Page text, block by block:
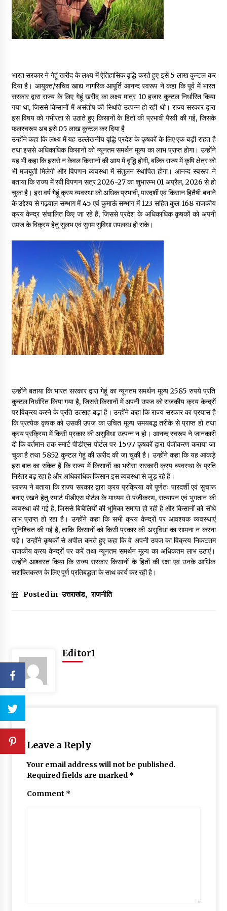
May 16, 2022
Thought Of The Day 14 May
Thought Of The Day 13 May
May 13, 2022
Thought Of The Day 12 May
May 12, 2022
Thought Of The Day 11 May
May 11, 2022
Thought Of The Day 10 May
Thought Of The Day 9 May
May 9, 2022
भारत सरकार ने गेहूं खरीद के लक्ष्य में ऐतिहासिक वृद्धि करते हुए इसे 5 लाख कुन्टल कर
दिया है। आयुक्त/सचिव खाद्य नागरिक आपूर्ति आनन्द स्वरूप ने कहा कि पूर्व में भारत
सरकार द्वारा राज्य के लिए गेहूं खरीद का लक्ष्य मात्र 10 हजार कुन्टल निर्धारित किया
गया था, जिससे किसानों में असंतोष की स्थिति उत्पन्न हो रही थी। राज्य सरकार द्वारा
इस विषय को गंभीरता से उठाते हुए किसानों के हितों की प्रभावी पैरवी की गई, जिसके
फलस्वरूप अब इसे 05 लाख कुन्टल कर दिया है
उन्होंने कहा कि लक्ष्य में यह उल्लेखनीय वृद्धि प्रदेश के कृषकों के लिए एक बड़ी राहत है
तथा इससे अधिकाधिक किसानों को न्यूनतम समर्थन मूल्य का लाभ प्राप्त होगा। उन्होंने
यह भी कहा कि इससे न केवल किसानों की आय में वृद्धि होगी, बल्कि राज्य में कृषि क्षेत्र को
भी मजबूती मिलेगी और विपणन व्यवस्था में संतुलन स्थापित होगा। आनन्द स्वरूप ने
बताया कि राज्य में रबी विपणन सत्र 2026-27 का शुभारम्भ 01 अप्रैल, 2026 से हो
चुका है। इस वर्ष गेहूं क्रय व्यवस्था को अधिक प्रभावी, पारदर्शी एवं किसान हितैषी बनाने
के उद्देश्य से गढ़वाल सम्भाग में 45 एवं कुमाऊं सम्भाग में 123 सहित कुल 168 राजकीय
क्रय केन्द्र संचालित किए जा रहे हैं, जिससे प्रदेश के अधिकाधिक कृषकों को अपनी
उपज के विक्रय हेतु सुलभ एवं सुगम सुविधा उपलब्ध हो सके।
उन्होंने बताया कि भारत सरकार द्वारा गेहूं का न्यूनतम समर्थन मूल्य 2585 रुपये प्रति
कुन्टल निर्धारित किया गया है, जिससे किसानों में अपनी उपज को राजकीय क्रय केन्द्रों
पर विक्रय करने के प्रति उत्साह बढ़ा है। उन्होंने कहा कि राज्य सरकार का प्रयास है
कि प्रत्येक कृषक को उसकी उपज का उचित मूल्य समयबद्ध तरीके से प्राप्त हो तथा
क्रय प्रक्रिया में किसी प्रकार की असुविधा उत्पन्न न हो। आनन्द स्वरूप ने जानकारी
दी कि वर्तमान तक स्मार्ट पीडीएस पोर्टल पर 1597 कृषकों द्वारा पंजीकरण कराया जा
चुका है तथा 5852 कुन्टल गेहूं की खरीद की जा चुकी है। उन्होंने कहा कि यह आंकड़े
इस बात का संकेत हैं कि राज्य में किसानों का भरोसा सरकारी क्रय व्यवस्था के प्रति
निरंतर बढ़ रहा है और अधिकाधिक किसान इस व्यवस्था से जुड़ रहे हैं।
स्वरूप ने बताया कि राज्य सरकार द्वारा क्रय प्रक्रिया को पूर्णतः पारदर्शी एवं सुचारू
बनाए रखने हेतु स्मार्ट पीडीएस पोर्टल के माध्यम से पंजीकरण, सत्यापन एवं भुगतान की
व्यवस्था की गई है, जिससे बिचैलियों की भूमिका समाप्त हो रही है और किसानों को सीधे
लाभ प्राप्त हो रहा है। उन्होंने कहा कि सभी क्रय केन्द्रों पर आवश्यक व्यवस्थाएं
सुनिश्चित की गई हैं, ताकि किसानों को किसी प्रकार की असुविधा का सामना न करना
पड़े। उन्होंने कृषकों से अपील करते हुए कहा कि वे अपनी उपज का विक्रय निकटतम
राजकीय क्रय केन्द्रों पर करें तथा न्यूनतम समर्थन मूल्य का अधिकतम लाभ उठाएं।
उन्होंने आश्वस्त किया कि राज्य सरकार किसानों के हितों की रक्षा एवं उनके आर्थिक
सशक्तिकरण के लिए पूर्ण प्रतिबद्धता के साथ कार्य कर रही है।
Posted in उत्तराखंड, राजनीति
Editor1
Leave a Reply
Your email address will not be published.
Required fields are marked *
Comment *